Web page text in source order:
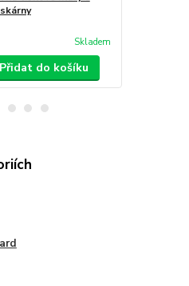
Skladem
Přidat do košíku